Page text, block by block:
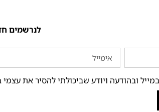
לנרשמים חדשים 10% הנחה
ובהודעה ויודע שביכולתי להסיר את